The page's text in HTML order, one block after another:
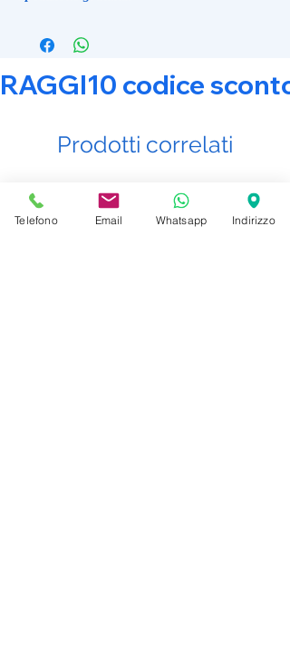
RAGGI10 codice
Prodotti correlati
Promo Attiva
Telefono Email Whatsapp Indirizzo